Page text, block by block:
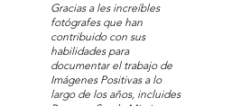
Gracias a les increíbles
fotógrafes que han
contribuido con sus
habilidades para
documentar el trabajo de
Imágenes Positivas a lo
largo de los años, incluides